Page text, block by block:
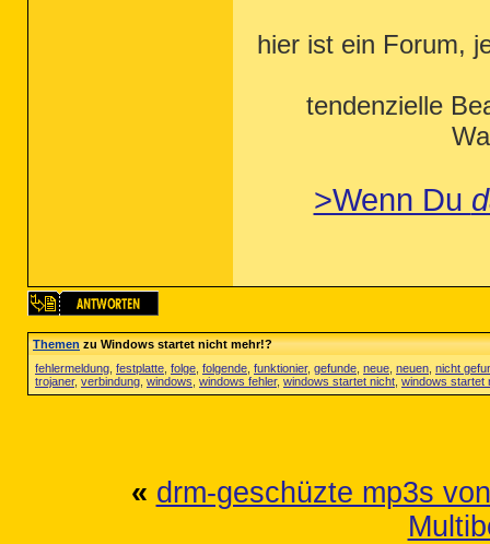
hier ist ein Forum,
tendenzielle
>Wenn Du
Themenzu Windows startet nicht mehr!?
fehlermeldung festplatte folge folgende funktionier, gefunde neue neuen nicht
trojaner, verbindung windows windows fehler, windows startet nicht windows startet
« drm-geschüzte mp3s